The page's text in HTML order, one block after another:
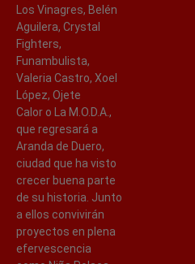
Los Vinagres, Belén
Aguilera, Crystal
Fighters,
Funambulista,
Valeria Castro, Xoel
López, Ojete
Calor o La M.O.D.A.,
que regresará a
Aranda de Duero,
ciudad que ha visto
crecer buena parte
de su historia. Junto
a ellos convivirán
proyectos en plena
efervescencia